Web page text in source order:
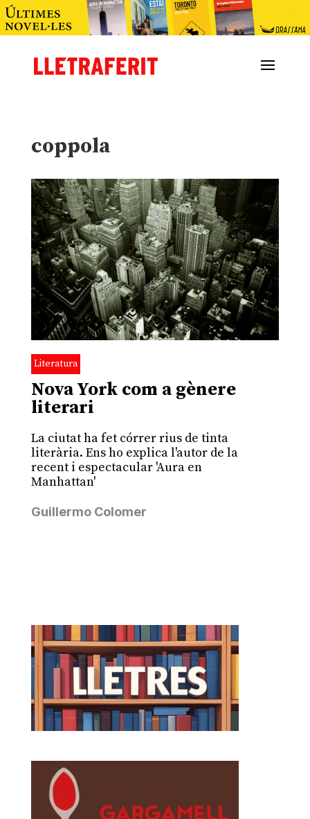
coppola
Literatura
Nova York com a gènere
literari
La ciutat ha fet córrer rius de tinta
literària. Ens ho explica l'autor de la
recent i espectacular 'Aura en
Manhattan'
Guillermo Colomer